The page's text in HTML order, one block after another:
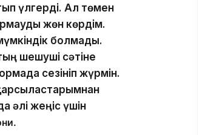
үлгерді. Ал төмен
жөн көрдім.
болмады.
шешуші сәтіне
сезініп жүрмін.
әлі жеңіс үшін